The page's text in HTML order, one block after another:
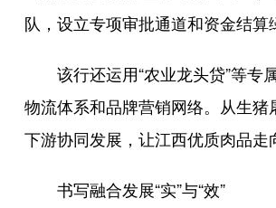
队，设立专项审批通道和资金结算
该行还运用“农业龙头贷”等专
物流体系和品牌营销网络。从生
下游协同发展，让江西优质肉品走
书写融合发展“实”与“效”